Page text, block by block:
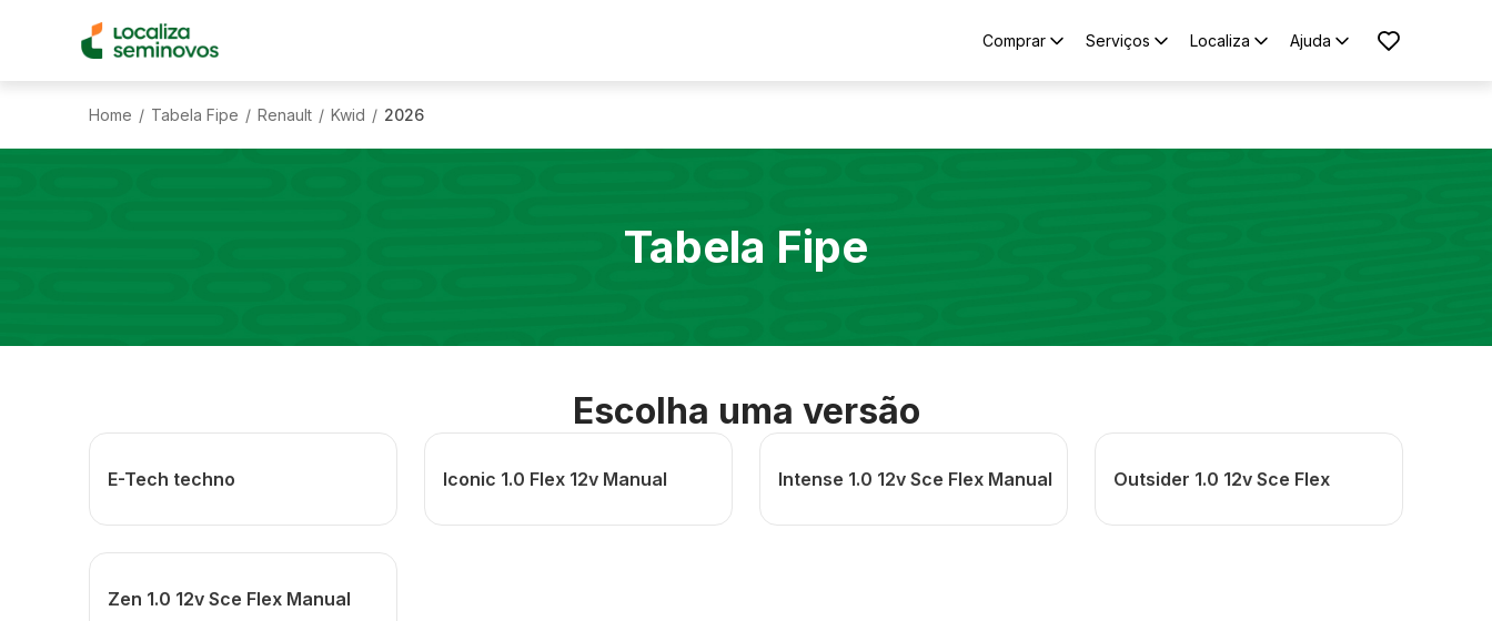
Comprar Serviços Localiza Ajuda
Home / Tabela Fipe / Renault / Kwid / 2026
Tabela Fipe
Escolha uma versão
E-Tech techno Iconic 1.0 Flex 12v Manual Intense 1.0 12v Sce Flex Manual Outsider 1.0 12v Sce Flex
Zen 1.0 12v Sce Flex Manual